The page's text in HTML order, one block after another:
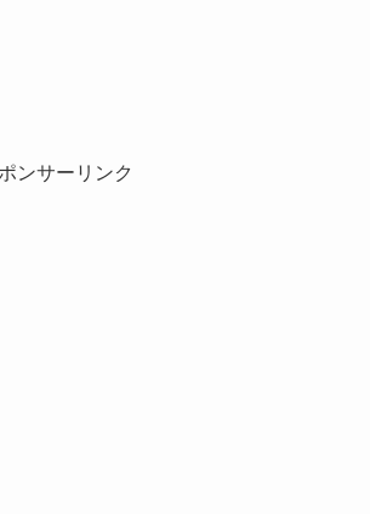
ンサーリンク